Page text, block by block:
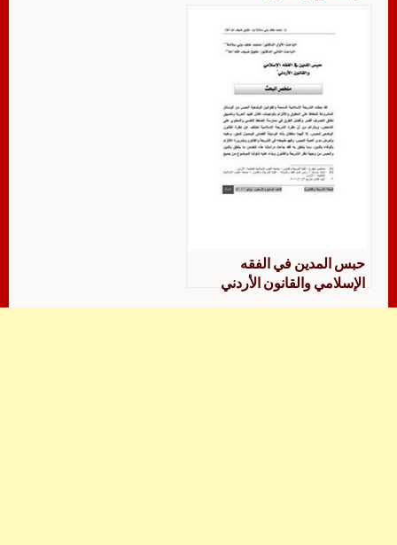
حبس المدين في الفقه
الإسلامي والقانون الأردني